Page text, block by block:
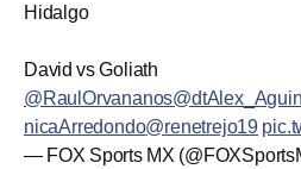
Hidalgo
David vs Goliath
@RaulOrvananos
nicaArredondo@renetrejo19
— FOX Sports MX